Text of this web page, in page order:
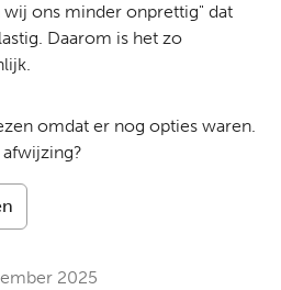
ons minder onprettig" dat
Daarom is het zo
omdat er nog opties waren.
2025